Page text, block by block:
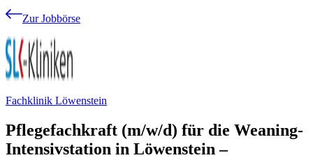
Zur Jobbörse
Fachklinik Löwenstein
Pflegefachkraft (m/w/d) für die Weaning-
Intensivstation in Löwenstein –